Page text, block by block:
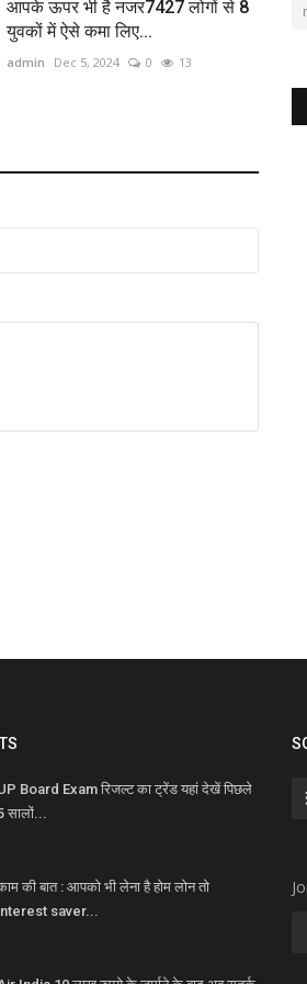
आपके ऊपर भी है नजर7427 लोगों से 8
युवकों में ऐसे कमा लिए...
admin Dec 5, 2024 0 13
Board Exam रिजल्ट का ट्रेंड यहां देखें पिछले
सालों...
की बात : आपको भी लेना है होम लोन तो
saver...